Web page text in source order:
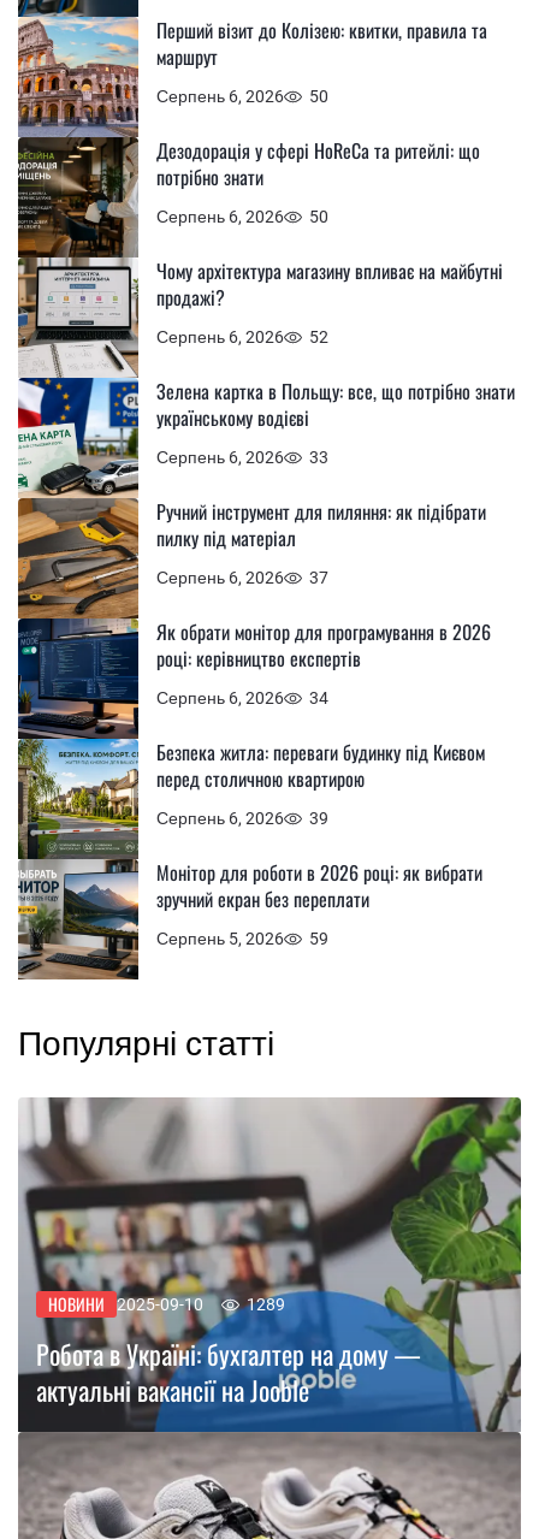
Серпень 6, 2026 50
Перший візит до Колізею: квитки, правила та
маршрут
Серпень 6, 2026 50
Дезодорація у сфері HoReCa та ритейлі: що
потрібно знати
Серпень 6, 2026 52
Чому архітектура магазину впливає на майбутні
продажі?
Серпень 6, 2026 33
Зелена картка в Польщу: все, що потрібно знати
українському водієві
Серпень 6, 2026 37
Ручний інструмент для пиляння: як підібрати
пилку під матеріал
Серпень 6, 2026 34
Як обрати монітор для програмування в 2026
році: керівництво експертів
Серпень 6, 2026 39
Безпека житла: переваги будинку під Києвом
перед столичною квартирою
Серпень 5, 2026 59
Монітор для роботи в 2026 році: як вибрати
зручний екран без переплати
Популярні статті
НОВИНИ 2025-09-10 1289
Робота в Україні: бухгалтер на дому —
актуальні вакансії на Jooble